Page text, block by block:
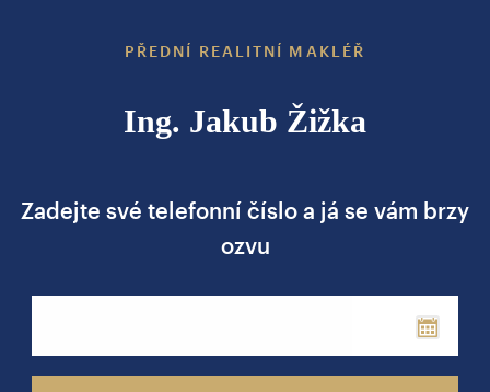
PŘEDNÍ REALITNÍ MAKLÉŘ
Ing. Jakub Žižka
Zadejte své telefonní číslo a já se vám brzy
ozvu